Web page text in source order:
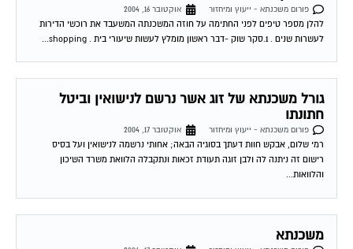
להלן מספר טיפים לפני החתימה על חוזה המשכנתה המשעבד את רוכשי הדירות
לעשרות שנים . 1.סקר שוק -דבר ראשון מומלץ לעשות שיעורי בית . shopping...
גורל משכנתא של זוג אשר נרשם לנישואין וביטל
חתונתו
פורום משכנתא - ייעוץ ומיחזור
רמי שלום, אבקש חוות דעתך בסוגיה הבאה; אחותי נרשמה לנישואין ועל בסיס
רישום זה ניתנה לה ולבן זוגה תעודת זכאות ונתקבלה הלוואת משרד השיכון
והלוואות...
משכנתא
פורום משכנתא - ייעוץ ומיחזור